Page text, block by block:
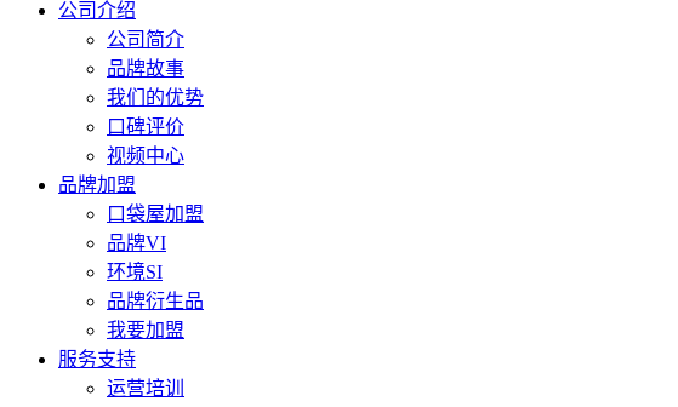
公司介绍
公司简介
品牌故事
我们的优势
口碑评价
视频中心
品牌加盟
口袋屋加盟
品牌VI
环境SI
品牌衍生品
我要加盟
服务支持
运营培训